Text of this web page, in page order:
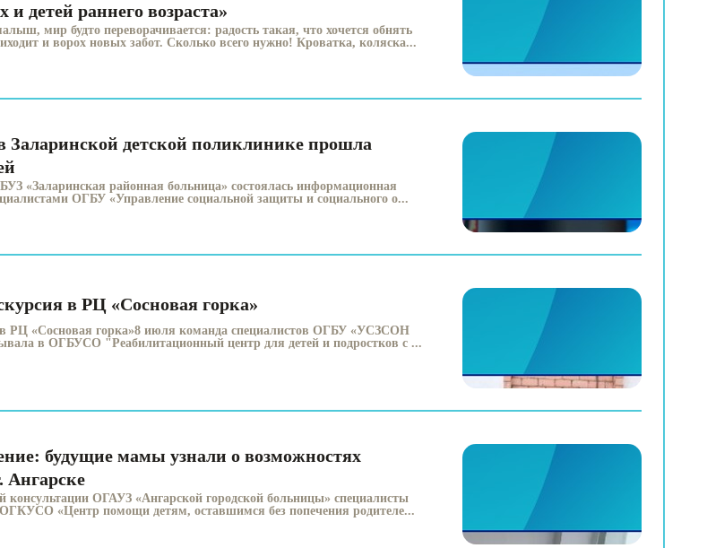
детей раннего возраста»
мир будто переворачивается: радость такая, что хочется обнять
и ворох новых забот. Сколько всего нужно! Кроватка, коляска...
Заларинской детской поликлинике прошла
«Заларинская районная больница» состоялась информационная
ОГБУ «Управление социальной защиты и социального о...
в РЦ «Сосновая горка»
РЦ «Сосновая горка»8 июля команда специалистов ОГБУ «УСЗСОН
в ОГБУСО "Реабилитационный центр для детей и подростков с ...
будущие мамы узнали о возможностях
Ангарске
консультации ОГАУЗ «Ангарской городской больницы» специалисты
«Центр помощи детям, оставшимся без попечения родителе...